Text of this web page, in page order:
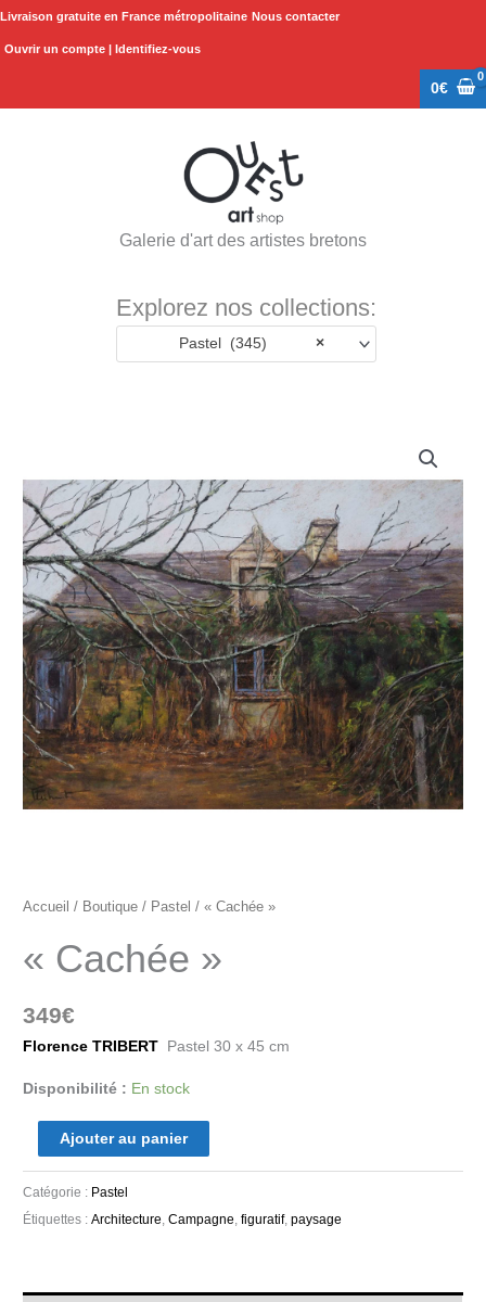
Aller
Livraison gratuite en France métropolitaine Nous contacter
Ouvrir un compte | Identifiez-vous
0€
Galerie d'art des artistes bretons
Explorez nos collections:
×
Pastel (345)
Accueil / Boutique / Pastel / « Cachée »
« Cachée »
349€
Florence TRIBERT Pastel 30 x 45 cm
Disponibilité : En stock
"Cachée"
Ajouter au panier
Catégorie : Pastel
Étiquettes :Architecture ,Campagne ,figuratif,paysage